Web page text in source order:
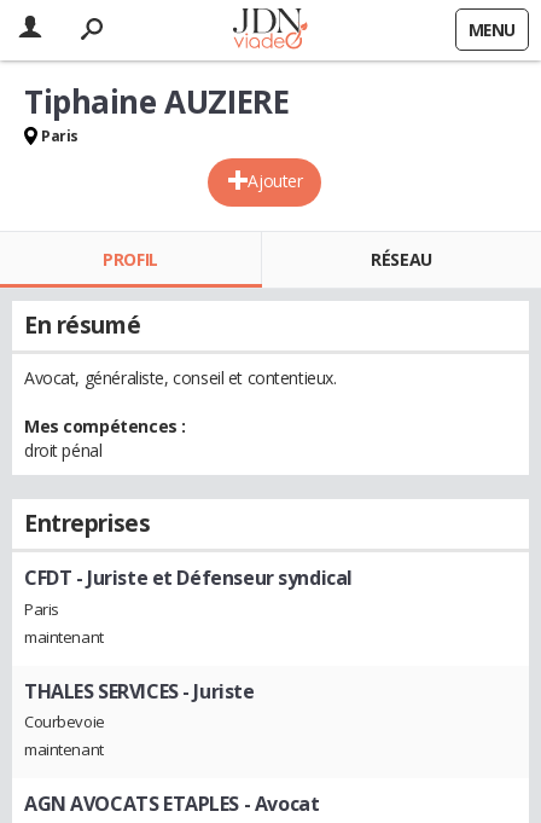
MENU
Ajouter
Tiphaine AUZIERE
Paris
PROFIL RÉSEAU
En résumé
Avocat, généraliste, conseil et contentieux.
Mes compétences :
droit pénal
Entreprises
CFDT - Juriste et Défenseur syndical
Paris
maintenant
THALES SERVICES- Juriste
Courbevoie
maintenant
AGN AVOCATS ETAPLES - Avocat